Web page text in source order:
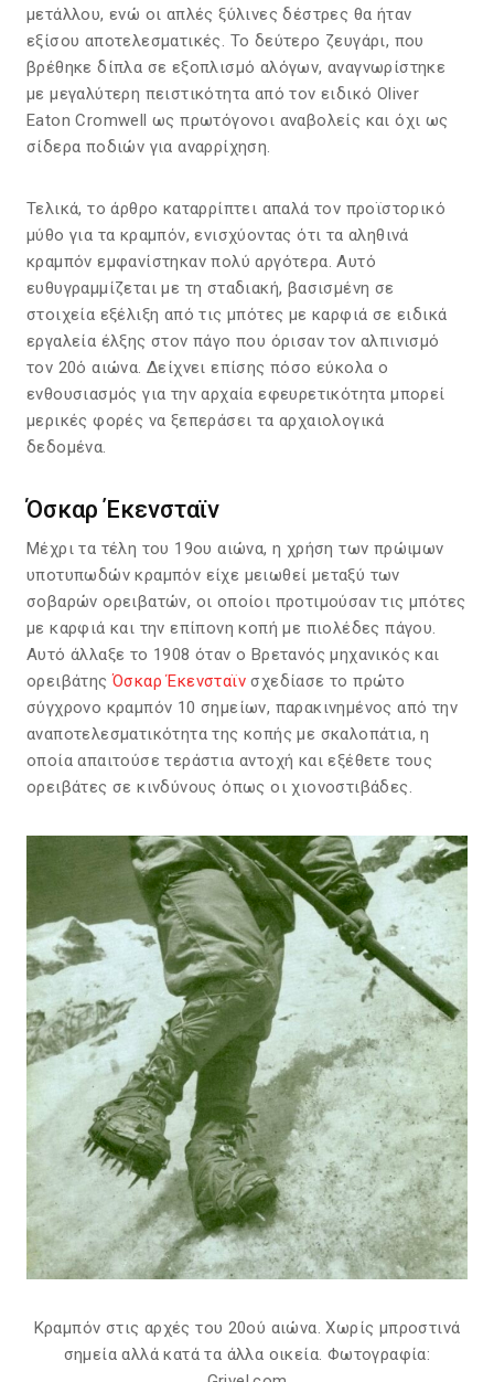
μετάλλου, ενώ οι απλές ξύλινες δέστρες θα ήταν
εξίσου αποτελεσματικές. Το δεύτερο ζευγάρι, που
βρέθηκε δίπλα σε εξοπλισμό αλόγων, αναγνωρίστηκε
με μεγαλύτερη πειστικότητα από τον ειδικό Oliver
Eaton Cromwell ως πρωτόγονοι αναβολείς και όχι ως
σίδερα ποδιών για αναρρίχηση.
Τελικά, το άρθρο καταρρίπτει απαλά τον προϊστορικό
μύθο για τα κραμπόν, ενισχύοντας ότι τα αληθινά
κραμπόν εμφανίστηκαν πολύ αργότερα. Αυτό
ευθυγραμμίζεται με τη σταδιακή, βασισμένη σε
στοιχεία εξέλιξη από τις μπότες με καρφιά σε ειδικά
εργαλεία έλξης στον πάγο που όρισαν τον αλπινισμό
τον 20ό αιώνα. Δείχνει επίσης πόσο εύκολα ο
ενθουσιασμός για την αρχαία εφευρετικότητα μπορεί
μερικές φορές να ξεπεράσει τα αρχαιολογικά
δεδομένα.
Όσκαρ Έκενσταϊν
Μέχρι τα τέλη του 19ου αιώνα, η χρήση των πρώιμων
υποτυπωδών κραμπόν είχε μειωθεί μεταξύ των
σοβαρών ορειβατών, οι οποίοι προτιμούσαν τις μπότες
με καρφιά και την επίπονη κοπή με πιολέδες πάγου.
Αυτό άλλαξε το 1908 όταν ο Βρετανός μηχανικός και
ορειβάτηςΌσκαρ Έκενσταϊν σχεδίασε το πρώτο
σύγχρονο κραμπόν 10 σημείων, παρακινημένος από την
αναποτελεσματικότητα της κοπής με σκαλοπάτια, η
οποία απαιτούσε τεράστια αντοχή και εξέθετε τους
ορειβάτες σε κινδύνους όπως οι χιονοστιβάδες.
Κραμπόν στις αρχές του 20ού αιώνα. Χωρίς μπροστινά
σημεία αλλά κατά τα άλλα οικεία. Φωτογραφία: